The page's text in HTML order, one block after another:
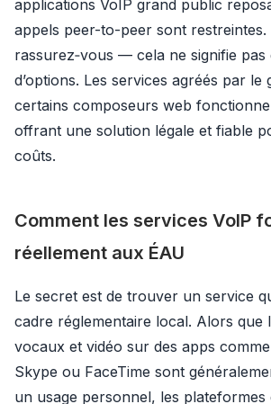
applications VoIP grand public
appels peer-to-peer sont restreintes.
rassurez‑vous — cela ne signifie pas
d’options. Les services agréés par
certains composeurs web
offrant une solution légale et fiable
coûts.
Comment les services VoIP
réellement aux ÉAU
Le secret est de trouver un service
cadre réglementaire local. Alors que
vocaux et vidéo sur des apps
Skype ou FaceTime sont
un usage personnel, les